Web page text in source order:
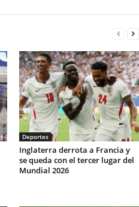
Deportes
Inglaterra derrota a Francia y
se queda con el tercer lugar del
Mundial 2026